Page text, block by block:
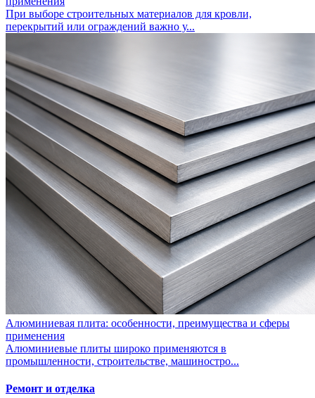
При выборе строительных материалов для кровли,
перекрытий или ограждений важно у...
Алюминиевая плита: особенности, преимущества и сферы
применения
Алюминиевые плиты широко применяются в
промышленности, строительстве, машиностро...
Ремонт и отделка